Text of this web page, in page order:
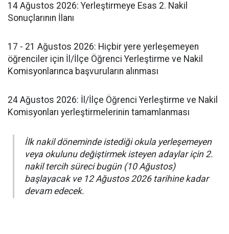
​14 Ağustos 2026: Yerleştirmeye Esas 2. Nakil
Sonuçlarının İlanı
​17 - 21 Ağustos 2026: Hiçbir yere yerleşemeyen
öğrenciler için İl/İlçe Öğrenci Yerleştirme ve Nakil
Komisyonlarınca başvuruların alınması
​24 Ağustos 2026: İl/İlçe Öğrenci Yerleştirme ve Nakil
Komisyonları yerleştirmelerinin tamamlanması
​İlk nakil döneminde istediği okula yerleşemeyen
veya okulunu değiştirmek isteyen adaylar için 2.
nakil tercih süreci bugün (10 Ağustos)
başlayacak ve 12 Ağustos 2026 tarihine kadar
devam edecek.